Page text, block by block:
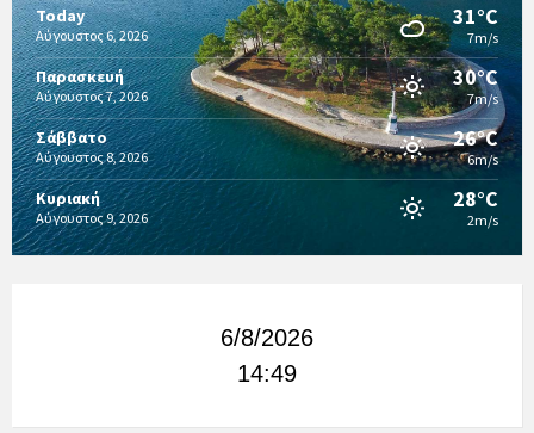
Today
Αύγουστος 6, 2026
31°C
7m/s
Παρασκευή
Αύγουστος 7, 2026
30°C
7m/s
Σάββατο
Αύγουστος 8, 2026
26°C
6m/s
Κυριακή
Αύγουστος 9, 2026
28°C
2m/s
6/8/2026
14:49